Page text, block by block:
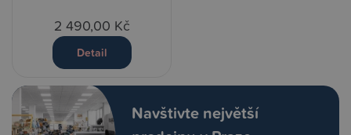
Navštivte největší
2 490,00 Kč
Detail